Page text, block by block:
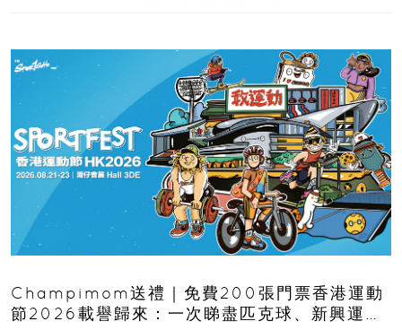
Champimom送禮｜免費200張門票香港運動
節2026載譽歸來：一次睇盡匹克球、新興運